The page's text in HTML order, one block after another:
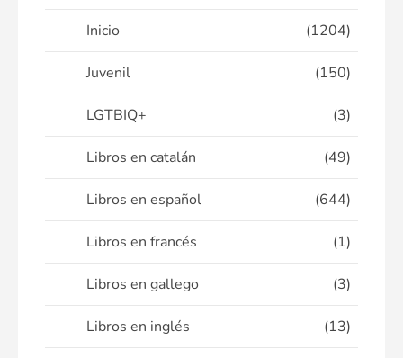
Inicio (1204)
Juvenil (150)
LGTBIQ+ (3)
Libros en catalán (49)
Libros en español (644)
Libros en francés (1)
Libros en gallego (3)
Libros en inglés (13)